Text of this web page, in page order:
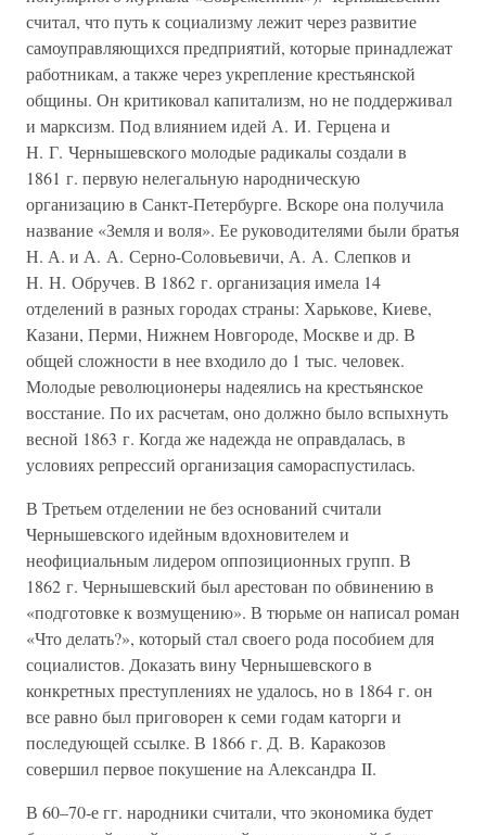
считал, что путь к социализму лежит через развитие
самоуправляющихся предприятий, которые принадлежат
работникам, а также через укрепление крестьянской
общины. Он критиковал капитализм, но не поддерживал
и марксизм. Под влиянием идей А. И. Герцена и
Н. Г. Чернышевского молодые радикалы создали в
1861 г. первую нелегальную народническую
организацию в Санкт-Петербурге. Вскоре она получила
название «Земля и воля». Ее руководителями были братья
Н. А. и А. А. Серно-Соловьевичи, А. А. Слепков и
Н. Н. Обручев. В 1862 г. организация имела 14
отделений в разных городах страны: Харькове, Киеве,
Казани, Перми, Нижнем Новгороде, Москве и др. В
общей сложности в нее входило до 1 тыс. человек.
Молодые революционеры надеялись на крестьянское
восстание. По их расчетам, оно должно было вспыхнуть
весной 1863 г. Когда же надежда не оправдалась, в
условиях репрессий организация самораспустилась.
В Третьем отделении не без оснований считали
Чернышевского идейным вдохновителем и
неофициальным лидером оппозиционных групп. В
1862 г. Чернышевский был арестован по обвинению в
«подготовке к возмущению». В тюрьме он написал роман
«Что делать?», который стал своего рода пособием для
социалистов. Доказать вину Чернышевского в
конкретных преступлениях не удалось, но в 1864 г. он
все равно был приговорен к семи годам каторги и
последующей ссылке. В 1866 г. Д. В. Каракозов
совершил первое покушение на Александра II.
В 60–70-е гг. народники считали, что экономика будет